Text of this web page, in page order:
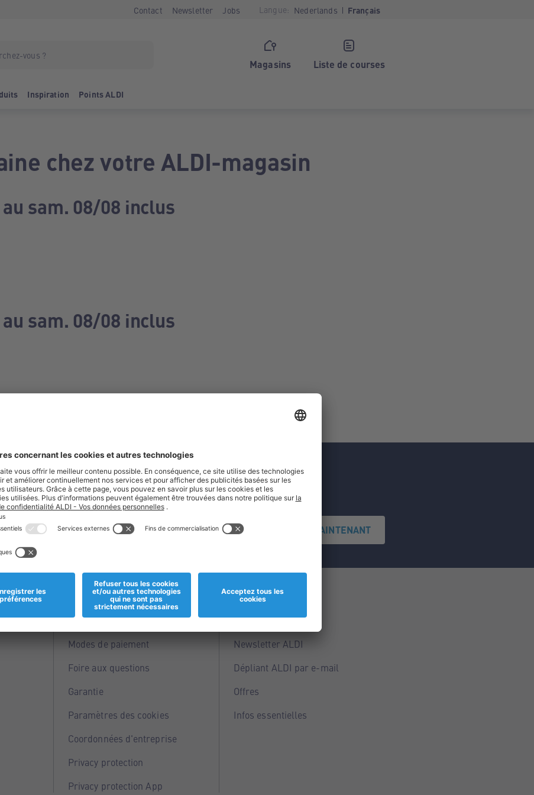
Contact Newsletter Jobs Langue: Nederlands Français
Magasins Liste de courses
Inspiration Points ALDI
chez votre ALDI-magasin
sam. 08/08 inclus
sam. 08/08 inclus
manquez aucune de nos offres.
S'INSCRIRE MAINTENANT
Informations
Magasins
Modes de paiement
Foire aux questions
Garantie
Paramètres des cookies
Coordonnées d'entreprise
Privacy protection
Privacy protection App
Service
Points ALDI
Newsletter ALDI
Dépliant ALDI par e-mail
Offres
Infos essentielles